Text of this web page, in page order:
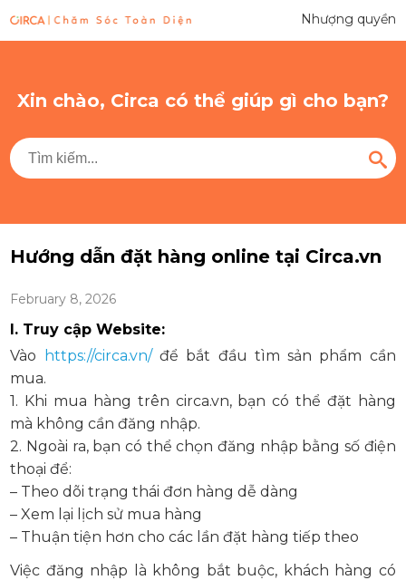
Nhượng quyền
Xin chào, Circa có thể giúp gì cho bạn?
Hướng dẫn đặt hàng online tại Circa.vn
February 8, 2026
I. Truy cập Website:
Vào
https://circa.vn/để bắt đầu tìm sản phẩm cần
mua.
1. Khi mua hàng trên circa.vn, bạn có thể đặt hàng
mà không cần đăng nhập.
2. Ngoài ra, bạn có thể chọn đăng nhập bằng số điện
thoại để:
– Theo dõi trạng thái đơn hàng dễ dàng
– Xem lại lịch sử mua hàng
– Thuận tiện hơn cho các lần đặt hàng tiếp theo
Việc đăng nhập là không bắt buộc, khách hàng có